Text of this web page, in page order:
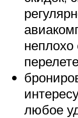
неплохо
любое